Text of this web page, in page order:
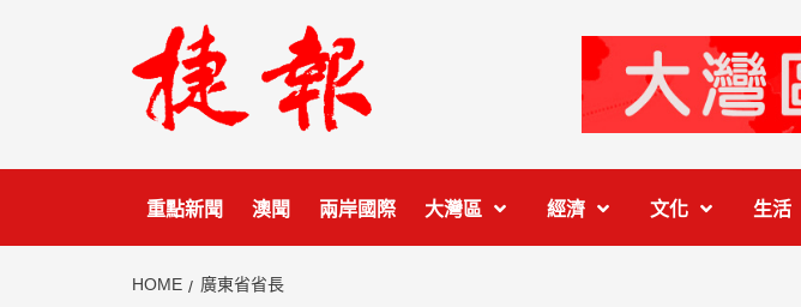
重點新聞 澳聞 兩岸國際 大灣區 經濟 文化 生活
HOME 廣東省省長